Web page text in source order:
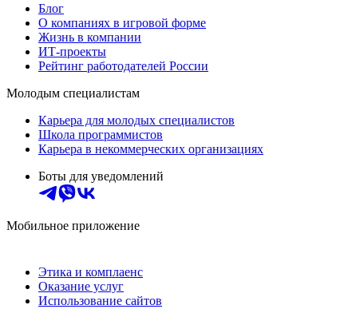
Блог
О компаниях в игровой форме
Жизнь в компании
ИТ-проекты
Рейтинг работодателей России
Молодым специалистам
Карьера для молодых специалистов
Школа программистов
Карьера в некоммерческих организациях
Боты для уведомлений
Мобильное приложение
Этика и комплаенс
Оказание услуг
Использование сайтов